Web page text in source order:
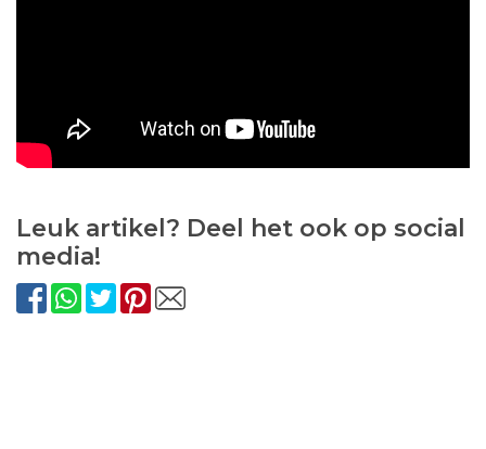
Leuk artikel? Deel het ook op social
media!